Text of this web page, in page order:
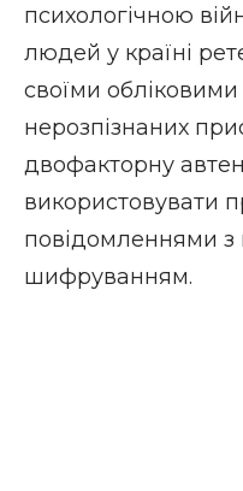
психологічною
людей у ​​країні
своїми
нерозпізнаних
двофакторну
використовувати
повідомленнями з
шифруванням.